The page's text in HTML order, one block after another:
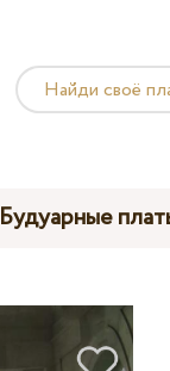
Будуарные